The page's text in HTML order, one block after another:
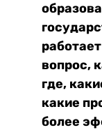
вопрос,
где,
какие
более